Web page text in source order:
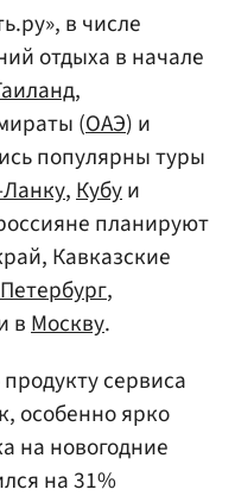
в числе
отдыха в начале
,
(ОАЭ) и
популярны туры
,Кубуи
планируют
Кавказские
,
вМоскву.
сервиса
особенно ярко
на новогодние
на 31%